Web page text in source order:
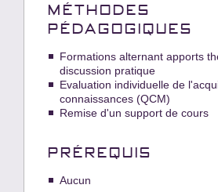
MÉTHODES
PÉDAGOGIQUES
Formations alternant apports
discussion pratique
Evaluation individuelle de
connaissances (QCM)
Remise d'un support de cours
PRÉREQUIS
Aucun